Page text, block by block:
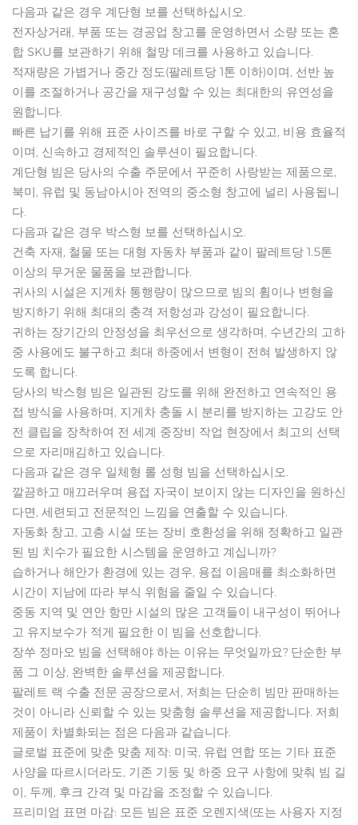
다음과 같은 경우 계단형 보를 선택하십시오.
전자상거래, 부품 또는 경공업 창고를 운영하면서 소량 또는 혼
합 SKU를 보관하기 위해 철망 데크를 사용하고 있습니다.
적재량은 가볍거나 중간 정도(팔레트당 1톤 이하)이며, 선반 높
이를 조절하거나 공간을 재구성할 수 있는 최대한의 유연성을
원합니다.
빠른 납기를 위해 표준 사이즈를 바로 구할 수 있고, 비용 효율적
이며, 신속하고 경제적인 솔루션이 필요합니다.
계단형 빔은 당사의 수출 주문에서 꾸준히 사랑받는 제품으로,
북미, 유럽 및 동남아시아 전역의 중소형 창고에 널리 사용됩니
다.
다음과 같은 경우 박스형 보를 선택하십시오.
건축 자재, 철물 또는 대형 자동차 부품과 같이 팔레트당 1.5톤
이상의 무거운 물품을 보관합니다.
귀사의 시설은 지게차 통행량이 많으므로 빔의 휨이나 변형을
방지하기 위해 최대의 충격 저항성과 강성이 필요합니다.
귀하는 장기간의 안정성을 최우선으로 생각하며, 수년간의 고하
중 사용에도 불구하고 최대 하중에서 변형이 전혀 발생하지 않
도록 합니다.
당사의 박스형 빔은 일관된 강도를 위해 완전하고 연속적인 용
접 방식을 사용하며, 지게차 충돌 시 분리를 방지하는 고강도 안
전 클립을 장착하여 전 세계 중장비 작업 현장에서 최고의 선택
으로 자리매김하고 있습니다.
다음과 같은 경우 일체형 롤 성형 빔을 선택하십시오.
깔끔하고 매끄러우며 용접 자국이 보이지 않는 디자인을 원하신
다면, 세련되고 전문적인 느낌을 연출할 수 있습니다.
자동화 창고, 고층 시설 또는 장비 호환성을 위해 정확하고 일관
된 빔 치수가 필요한 시스템을 운영하고 계십니까?
습하거나 해안가 환경에 있는 경우, 용접 이음매를 최소화하면
시간이 지남에 따라 부식 위험을 줄일 수 있습니다.
중동 지역 및 연안 항만 시설의 많은 고객들이 내구성이 뛰어나
고 유지보수가 적게 필요한 이 빔을 선호합니다.
장쑤 정마오 빔을 선택해야 하는 이유는 무엇일까요? 단순한 부
품 그 이상, 완벽한 솔루션을 제공합니다.
팔레트 랙 수출 전문 공장으로서, 저희는 단순히 빔만 판매하는
것이 아니라 신뢰할 수 있는 맞춤형 솔루션을 제공합니다. 저희
제품이 차별화되는 점은 다음과 같습니다.
글로벌 표준에 맞춘 맞춤 제작: 미국, 유럽 연합 또는 기타 표준
사양을 따르시더라도, 기존 기둥 및 하중 요구 사항에 맞춰 빔 길
이, 두께, 후크 간격 및 마감을 조정할 수 있습니다.
프리미엄 표면 마감: 모든 빔은 표준 오렌지색(또는 사용자 지정